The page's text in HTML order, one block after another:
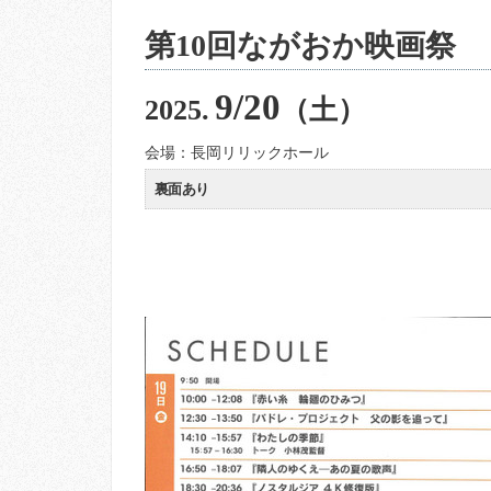
第10回ながおか映画祭
2025. 9/20 （土）
会場：長岡リリックホール
裏面あり